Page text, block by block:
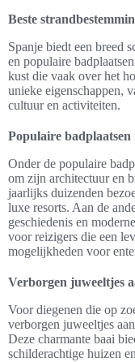
Beste
Spanje biedt een breed
en populaire
kust die vaak over het
unieke eigenschappen,
cultuur en activiteiten.
Populaire badplaatsen
Onder de populaire
om zijn architectuur en
jaarlijks duizenden
luxe resorts. Aan de
geschiedenis en
voor reizigers die een
mogelijkheden voor
Verborgen juweeltjes
Voor diegenen die op
verborgen juweeltjes
Deze charmante baai
schilderachtige huizen